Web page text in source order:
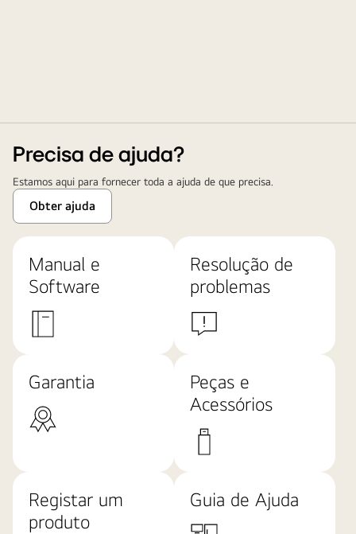
Precisa de ajuda?
Estamos aqui para fornecer toda a ajuda de que precisa.
Obter ajuda
Manual e
Software
Resolução de
problemas
Garantia
Peças e
Acessórios
Registar um
produto
Guia de Ajuda